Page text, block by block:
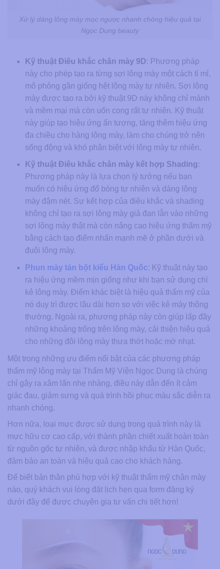
Xử lý dáng lông mày mọc ngược nhanh chóng hiệu quả tại
Ngọc Dung beauty
Kỹ thuật Điêu khắc chân mày 9D: Phương pháp
này cho phép tạo ra từng sợi lông mày một cách tỉ mỉ,
mô phỏng gần giống hệt lông mày tự nhiên. Sợi lông
mày được tạo ra bởi kỹ thuật 9D này không chỉ mảnh
và mềm mại mà còn uốn cong rất tự nhiên. Kỹ thuật
này giúp tạo hiệu ứng ấn tượng, tăng thêm hiệu ứng
đa chiều cho hàng lông mày, làm cho chúng trở nên
sống động và khó phân biệt với lông mày tự nhiên.
Kỹ thuật Điêu khắc chân mày kết hợp Shading:
Phương pháp này là lựa chọn lý tưởng nếu bạn
muốn có hiệu ứng đổ bóng tự nhiên và dáng lông
mày đậm nét. Sự kết hợp của điêu khắc và shading
không chỉ tạo ra sợi lông mày giả đan lẫn vào những
sợi lông mày thật mà còn nâng cao hiệu ứng thẩm mỹ
bằng cách tạo điểm nhấn mạnh mẽ ở phần dưới và
đuôi lông mày.
Phun mày tán bột kiểu Hàn Quốc: Kỹ thuật này tạo
ra hiệu ứng mềm mịn giống như khi bạn sử dụng chì
kẻ lông mày. Điểm khác biệt là hiệu quả thẩm mỹ của
nó duy trì được lâu dài hơn so với việc kẻ mày thông
thường. Ngoài ra, phương pháp này còn giúp lấp đầy
những khoảng trống trên lông mày, cải thiện hiệu quả
cho những đôi lông mày thưa thớt hoặc mờ nhạt.
Một trong những ưu điểm nổi bật của các phương pháp
thẩm mỹ lông mày tại Thẩm Mỹ Viện Ngọc Dung là chúng
chỉ gây ra xâm lấn nhẹ nhàng, điều này dẫn đến ít cảm
giác đau, giảm sưng và quá trình hồi phục màu sắc diễn ra
nhanh chóng.
Hơn nữa, loại mực được sử dụng trong quá trình này là
mực hữu cơ cao cấp, với thành phần chiết xuất hoàn toàn
từ nguồn gốc tự nhiên, và được nhập khẩu từ Hàn Quốc,
đảm bảo an toàn và hiệu quả cao cho khách hàng.
Để biết bản thân phù hợp với kỹ thuật thẩm mỹ chân mày
nào, quý khách vui lòng đặt lịch hẹn qua form đăng ký
dưới đây để được chuyên gia tư vấn chi tiết hơn!